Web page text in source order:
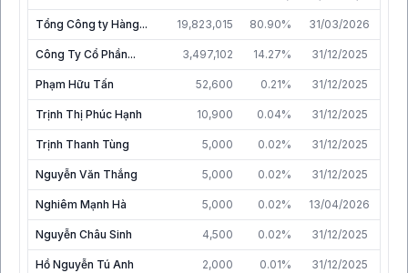
Tổng Công ty Hàng... 19,823,015 80.90% 31/03/2026
Công Ty Cổ Phần... 3,497,102 14.27% 31/12/2025
Phạm Hữu Tấn 52,600 0.21% 31/12/2025
Trịnh Thị Phúc Hạnh 10,900 0.04% 31/12/2025
Trịnh Thanh Tùng 5,000 0.02% 31/12/2025
Nguyễn Văn Thắng 5,000 0.02% 31/12/2025
Nghiêm Mạnh Hà 5,000 0.02% 13/04/2026
Nguyễn Châu Sinh 4,500 0.02% 31/12/2025
Hồ Nguyễn Tú Anh 2,000 0.01% 31/12/2025